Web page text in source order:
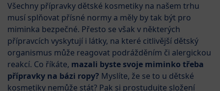
Všechny přípravky dětské kosmetiky na našem trhu
musí splňovat přísné normy a měly by tak být pro
miminka bezpečné. Přesto se však v některých
přípravcích vyskytují i látky, na které citlivější dětský
organismus může reagovat podrážděním či alergickou
reakcí. Co říkáte, mazali byste svoje miminko třeba
přípravky na bázi ropy? Myslíte, že se to u dětské
kosmetiky nemůže stát? Pak si prostudujte složení